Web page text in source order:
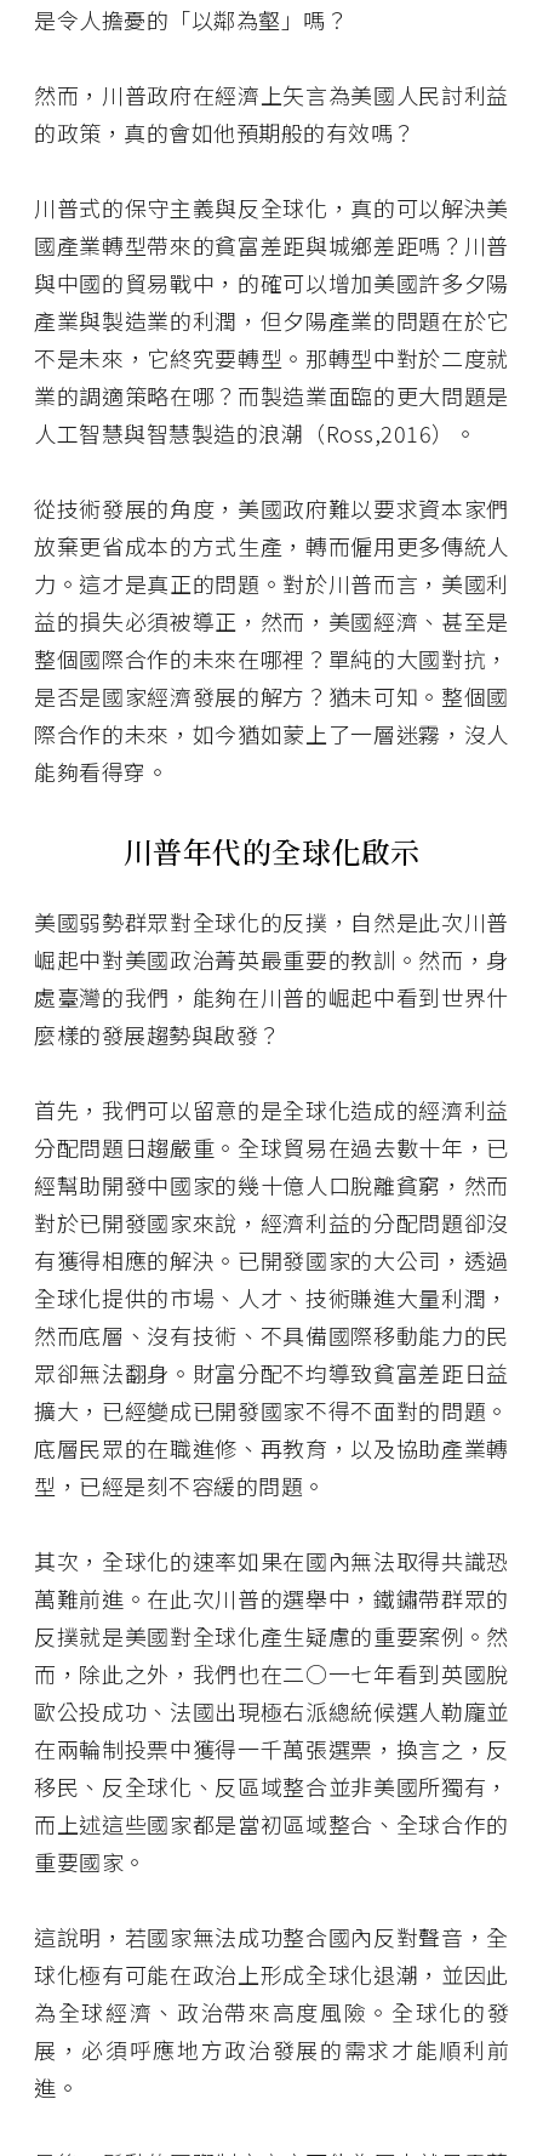
是令人擔憂的「以鄰為壑」嗎？
然而，川普政府在經濟上矢言為美國人民討利益
的政策，真的會如他預期般的有效嗎？
川普式的保守主義與反全球化，真的可以解決美
國產業轉型帶來的貧富差距與城鄉差距嗎？川普
與中國的貿易戰中，的確可以增加美國許多夕陽
產業與製造業的利潤，但夕陽產業的問題在於它
不是未來，它終究要轉型。那轉型中對於二度就
業的調適策略在哪？而製造業面臨的更大問題是
人工智慧與智慧製造的浪潮（Ross,2016）。
從技術發展的角度，美國政府難以要求資本家們
放棄更省成本的方式生產，轉而僱用更多傳統人
力。這才是真正的問題。對於川普而言，美國利
益的損失必須被導正，然而，美國經濟、甚至是
整個國際合作的未來在哪裡？單純的大國對抗，
是否是國家經濟發展的解方？猶未可知。整個國
際合作的未來，如今猶如蒙上了一層迷霧，沒人
能夠看得穿。
川普年代的全球化啟示
美國弱勢群眾對全球化的反撲，自然是此次川普
崛起中對美國政治菁英最重要的教訓。然而，身
處臺灣的我們，能夠在川普的崛起中看到世界什
麼樣的發展趨勢與啟發？
首先，我們可以留意的是全球化造成的經濟利益
分配問題日趨嚴重。全球貿易在過去數十年，已
經幫助開發中國家的幾十億人口脫離貧窮，然而
對於已開發國家來說，經濟利益的分配問題卻沒
有獲得相應的解決。已開發國家的大公司，透過
全球化提供的市場、人才、技術賺進大量利潤，
然而底層、沒有技術、不具備國際移動能力的民
眾卻無法翻身。財富分配不均導致貧富差距日益
擴大，已經變成已開發國家不得不面對的問題。
底層民眾的在職進修、再教育，以及協助產業轉
型，已經是刻不容緩的問題。
其次，全球化的速率如果在國內無法取得共識恐
萬難前進。在此次川普的選舉中，鐵鏽帶群眾的
反撲就是美國對全球化產生疑慮的重要案例。然
而，除此之外，我們也在二○一七年看到英國脫
歐公投成功、法國出現極右派總統候選人勒龐並
在兩輪制投票中獲得一千萬張選票，換言之，反
移民、反全球化、反區域整合並非美國所獨有，
而上述這些國家都是當初區域整合、全球合作的
重要國家。
這說明，若國家無法成功整合國內反對聲音，全
球化極有可能在政治上形成全球化退潮，並因此
為全球經濟、政治帶來高度風險。全球化的發
展，必須呼應地方政治發展的需求才能順利前
進。